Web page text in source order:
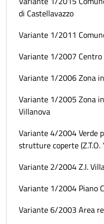
di Castellavazzo
Variante 1/2011
Variante 1/2007 Centro
Variante 1/2006 Zona
Variante 1/2005 Zona
Villanova
Variante 4/2004 Verde
strutture coperte (Z.T.O.
Variante 2/2004 Z.I.
Variante 1/2004 Piano
Variante 6/2003 Area